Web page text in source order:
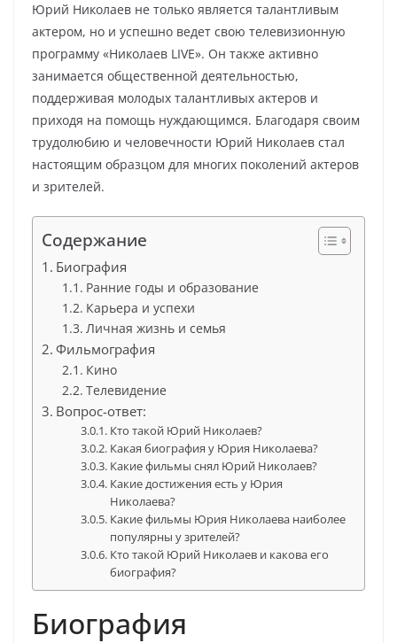
Юрий Николаев не только является талантливым
актером, но и успешно ведет свою телевизионную
программу «Николаев LIVE». Он также активно
занимается общественной деятельностью,
поддерживая молодых талантливых актеров и
приходя на помощь нуждающимся. Благодаря своим
трудолюбию и человечности Юрий Николаев стал
настоящим образцом для многих поколений актеров
и зрителей.
Содержание
Биография
Ранние годы и образование
Карьера и успехи
Личная жизнь и семья
Фильмография
Кино
Телевидение
Вопрос-ответ:
Кто такой Юрий Николаев?
Какая биография у Юрия Николаева?
Какие фильмы снял Юрий Николаев?
Какие достижения есть у Юрия
Николаева?
Какие фильмы Юрия Николаева наиболее
популярны у зрителей?
Кто такой Юрий Николаев и какова его
биография?
Биография